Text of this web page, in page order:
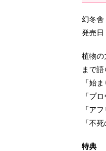
幻冬舎
発売日
植物の
まで
「始
「プ
「ア
「不
特典